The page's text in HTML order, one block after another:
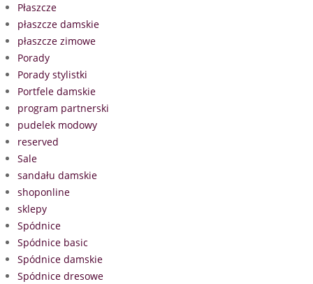
Płaszcze
płaszcze damskie
płaszcze zimowe
Porady
Porady stylistki
Portfele damskie
program partnerski
pudelek modowy
reserved
Sale
sandału damskie
shoponline
sklepy
Spódnice
Spódnice basic
Spódnice damskie
Spódnice dresowe